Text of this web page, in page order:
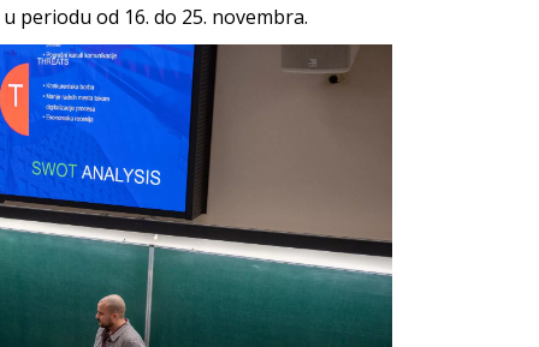
periodu od 16. do 25. novembra.